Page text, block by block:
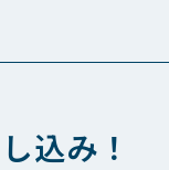
込み！